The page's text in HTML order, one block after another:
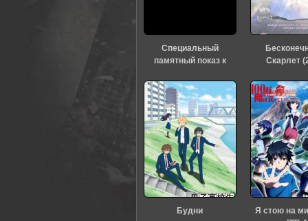
Специальный
памятный показ к
«Евангелиона» (2026)
Скарлет
Будни
Я стою на